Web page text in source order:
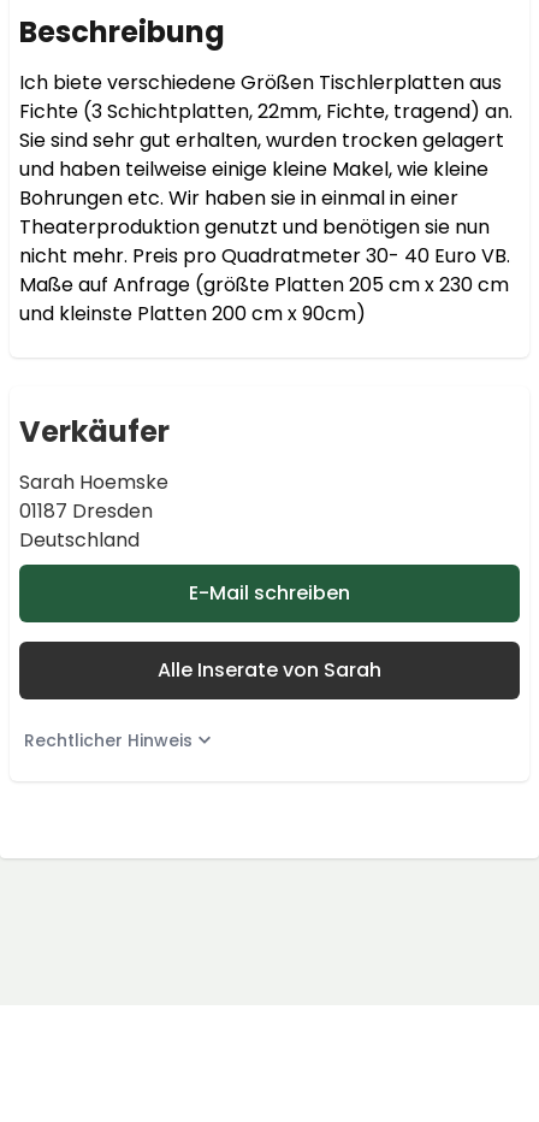
Beschreibung
Ich biete verschiedene Größen Tischlerplatten aus
Fichte (3 Schichtplatten, 22mm, Fichte, tragend) an.
Sie sind sehr gut erhalten, wurden trocken gelagert
und haben teilweise einige kleine Makel, wie kleine
Bohrungen etc. Wir haben sie in einmal in einer
Theaterproduktion genutzt und benötigen sie nun
nicht mehr. Preis pro Quadratmeter 30- 40 Euro VB.
Maße auf Anfrage (größte Platten 205 cm x 230 cm
und kleinste Platten 200 cm x 90cm)
Verkäufer
Sarah Hoemske
01187 Dresden
Deutschland
E-Mail schreiben
Alle Inserate von Sarah
Rechtlicher Hinweis